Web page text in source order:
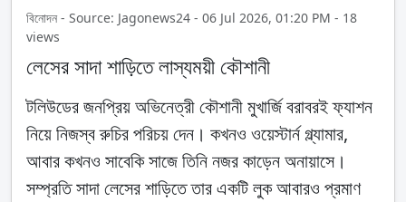
বিনোদন - Source: Jagonews24 - 06 Jul 2026, 01:20 PM - 18
views
লেসের সাদা শাড়িতে লাস্যময়ী কৌশানী
টলিউডের জনপ্রিয় অভিনেত্রী কৌশানী মুখার্জি বরাবরই ফ্যাশন
নিয়ে নিজস্ব রুচির পরিচয় দেন। কখনও ওয়েস্টার্ন গ্ল্যামার,
আবার কখনও সাবেকি সাজে তিনি নজর কাড়েন অনায়াসে।
সম্প্রতি সাদা লেসের শাড়িতে তার একটি লুক আবারও প্রমাণ